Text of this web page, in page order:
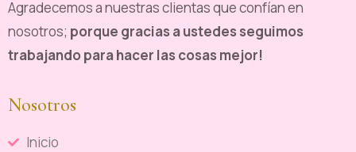
Agradecemos a nuestras clientas que confían en
nosotros; porque gracias a ustedes seguimos
trabajando para hacer las cosas mejor!
Nosotros
Inicio